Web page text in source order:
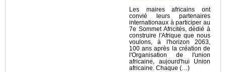
Les maires africains ont
convié leurs partenaires
internationaux à participer au
7e Sommet Africités, dédié à
construire l'Afrique que nous
voulons, à l'horizon 2063,
100 ans après la création de
l'Organisation de l'union
africaine, aujourd'hui Union
africaine. Chaque (…)